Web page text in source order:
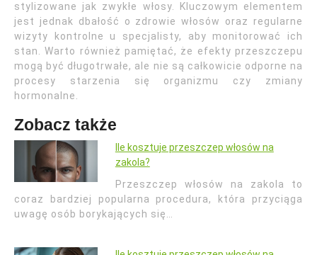
stylizowane jak zwykłe włosy. Kluczowym elementem
jest jednak dbałość o zdrowie włosów oraz regularne
wizyty kontrolne u specjalisty, aby monitorować ich
stan. Warto również pamiętać, że efekty przeszczepu
mogą być długotrwałe, ale nie są całkowicie odporne na
procesy starzenia się organizmu czy zmiany
hormonalne.
Zobacz także
Ile kosztuje przeszczep włosów na
zakola?
Przeszczep włosów na zakola to
coraz bardziej popularna procedura, która przyciąga
uwagę osób borykających się…